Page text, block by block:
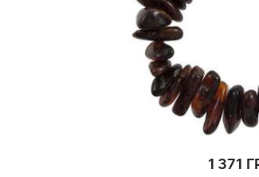
1 371